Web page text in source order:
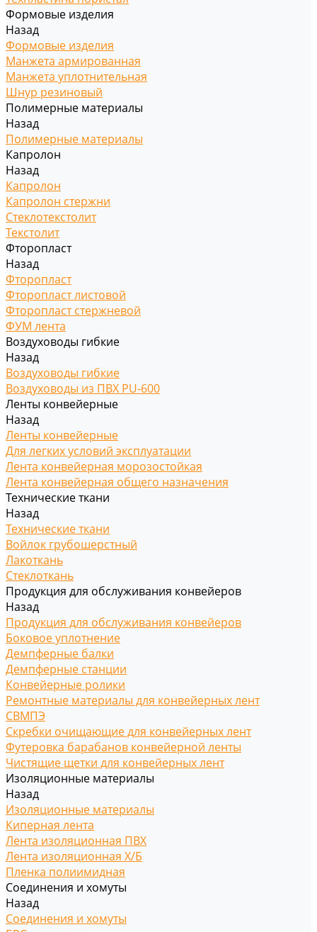
Формовые изделия
Назад
Формовые изделия
Манжета армированная
Манжета уплотнительная
Шнур резиновый
Полимерные материалы
Назад
Полимерные материалы
Капролон
Назад
Капролон
Капролон стержни
Стеклотекстолит
Текстолит
Фторопласт
Назад
Фторопласт
Фторопласт листовой
Фторопласт стержневой
ФУМ лента
Воздуховоды гибкие
Назад
Воздуховоды гибкие
Воздуховоды из ПВХ PU-600
Ленты конвейерные
Назад
Ленты конвейерные
Для легких условий эксплуатации
Лента конвейерная морозостойкая
Лента конвейерная общего назначения
Технические ткани
Назад
Технические ткани
Войлок грубошерстный
Лакоткань
Стеклоткань
Продукция для обслуживания конвейеров
Назад
Продукция для обслуживания конвейеров
Боковое уплотнение
Демпферные балки
Демпферные станции
Конвейерные ролики
Ремонтные материалы для конвейерных лент
СВМПЭ
Скребки очищающие для конвейерных лент
Футеровка барабанов конвейерной ленты
Чистящие щетки для конвейерных лент
Изоляционные материалы
Назад
Изоляционные материалы
Киперная лента
Лента изоляционная ПВХ
Лента изоляционная Х/Б
Пленка полиимидная
Соединения и хомуты
Назад
Соединения и хомуты